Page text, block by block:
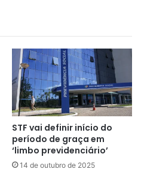
STF vai definir início do
período de graça em
‘limbo previdenciário’
14 de outubro de 2025